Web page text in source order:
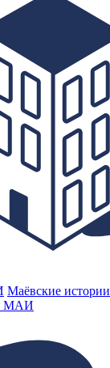
Маёвские
МАИ